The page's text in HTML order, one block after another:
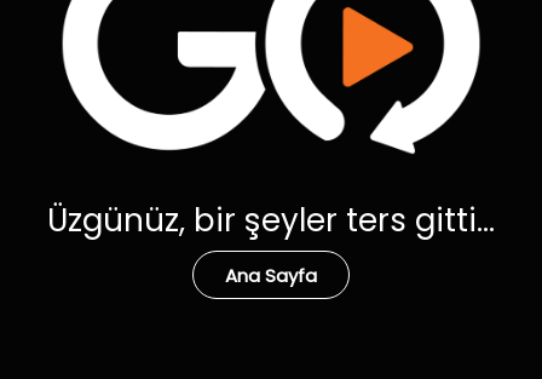
Üzgünüz, bir şeyler ters gitti...
Ana Sayfa